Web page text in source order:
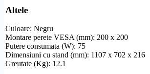
Altele
Culoare: Negru
Montare perete VESA (mm): 200 x 200
Putere consumata (W): 75
Dimensiuni cu stand (mm): 1107 x 702 x 216
Greutate (Kg): 12.1